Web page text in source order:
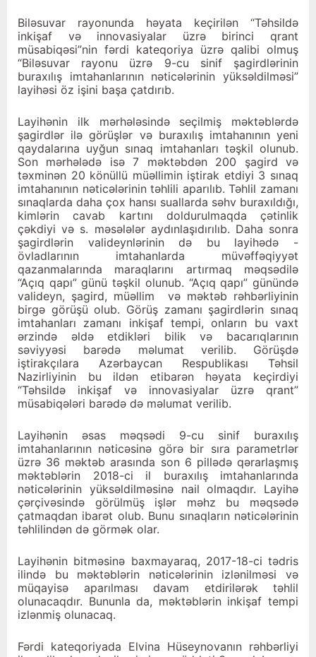
Biləsuvar rayonunda həyata keçirilən “Təhsildə
inkişaf və innovasiyalar üzrə birinci qrant
müsabiqəsi”nin fərdi kateqoriya üzrə qalibi olmuş
“Biləsuvar rayonu üzrə 9-cu sinif şagirdlərinin
buraxılış imtahanlarının nəticələrinin yüksəldilməsi”
layihəsi öz işini başa çatdırıb.
Layihənin ilk mərhələsində seçilmiş məktəblərdə
şagirdlər ilə görüşlər və buraxılış imtahanının yeni
qaydalarına uyğun sınaq imtahanları təşkil olunub.
Son mərhələdə isə 7 məktəbdən 200 şagird və
təxminən 20 könüllü müəllimin iştirak etdiyi 3 sınaq
imtahanının nəticələrinin təhlili aparılıb. Təhlil zamanı
sınaqlarda daha çox hansı suallarda səhv buraxıldığı,
kimlərin cavab kartını doldurulmaqda çətinlik
çəkdiyi və s. məsələlər aydınlaşıdırılıb. Daha sonra
şagirdlərin valideynlərinin də bu layihədə -
övladlarının imtahanlarda müvəffəqiyyət
qazanmalarında maraqlarını artırmaq məqsədilə
“Açıq qapı” günü təşkil olunub. “Açıq qapı” günündə
valideyn, şagird, müəllim və məktəb rəhbərliyinin
birgə görüşü olub. Görüş zamanı şagirdlərin sınaq
imtahanları zamanı inkişaf tempi, onların bu vaxt
ərzində əldə etdikləri bilik və bacarıqlarının
səviyyəsi barədə məlumat verilib. Görüşdə
iştirakçılara Azərbaycan Respublikası Təhsil
Nazirliyinin bu ildən etibarən həyata keçirdiyi
“Təhsildə inkişaf və innovasiyalar üzrə qrant”
müsabiqələri barədə də məlumat verilib.
Layihənin əsas məqsədi 9-cu sinif buraxılış
imtahanlarının nəticəsinə görə bir sıra parametrlər
üzrə 36 məktəb arasında son 6 pillədə qərarlaşmış
məktəblərin 2018-ci il buraxılış imtahanlarında
nəticələrinin yüksəldilməsinə nail olmaqdır. Layihə
çərçivəsində görülmüş işlər məhz bu məqsədə
çatmaqdan ibarət olub. Bunu sınaqların nəticələrinin
təhlilindən də görmək olar.
Layihənin bitməsinə baxmayaraq, 2017-18-ci tədris
ilində bu məktəblərin nəticələrinin izlənilməsi və
müqayisə aparılması davam etdirilərək təhlil
olunacaqdır. Bununla da, məktəblərin inkişaf tempi
izlənmiş olunacaq.
Fərdi kateqoriyada Elvina Hüseynovanın rəhbərliyi